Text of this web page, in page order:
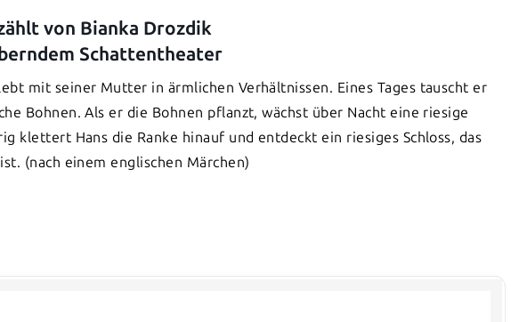
von Bianka Drozdik
Schattentheater
mit seiner Mutter in ärmlichen Verhältnissen. Eines Tages tauscht er
Bohnen. Als er die Bohnen pflanzt, wächst über Nacht eine riesige
klettert Hans die Ranke hinauf und entdeckt ein riesiges Schloss, das
(nach einem englischen Märchen)